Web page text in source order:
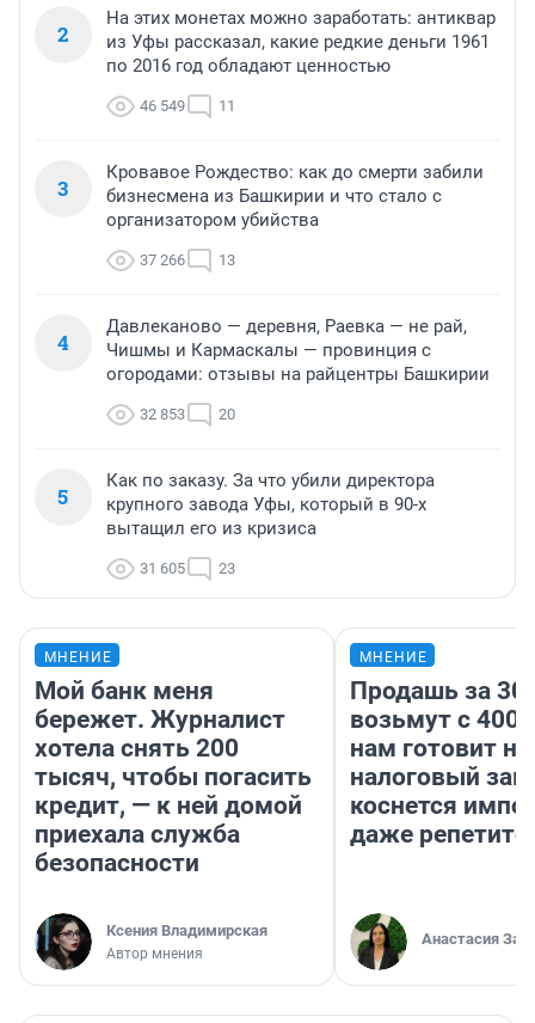
2
На этих монетах можно заработать: антиквар
из Уфы рассказал, какие редкие деньги 1961
по 2016 год обладают ценностью
46 549 11
3
Кровавое Рождество: как до смерти забили
бизнесмена из Башкирии и что стало с
организатором убийства
37 266 13
4
Давлеканово — деревня, Раевка — не рай,
Чишмы и Кармаскалы — провинция с
огородами: отзывы на райцентры Башкирии
32 853 20
5
Как по заказу. За что убили директора
крупного завода Уфы, который в 90-х
вытащил его из кризиса
31 605 23
МНЕНИЕ
Мой банк меня
бережет. Журналист
хотела снять 200
тысяч, чтобы погасить
кредит, — к ней домой
приехала служба
безопасности
Ксения Владимирская
Автор мнения
МНЕНИЕ
Продашь за
возьмут с
нам готовит
налоговый
коснется
даже
Анастасия